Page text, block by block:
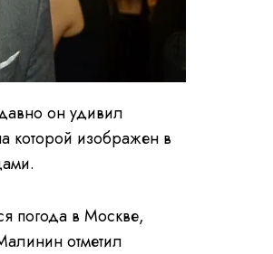
он удивил
которой изображен в
погода в Москве,
отметил